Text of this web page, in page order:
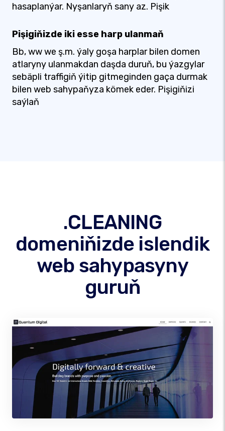
hasaplanýar. Nyşanlaryň sany az. Pişik
Pişigiňizde iki esse harp ulanmaň
Bb, ww we ş.m. ýaly goşa harplar bilen domen
atlaryny ulanmakdan daşda duruň, bu ýazgylar
sebäpli traffigiň ýitip gitmeginden gaça durmak
bilen web sahypaňyza kömek eder. Pişigiňizi
saýlaň
.CLEANING
domeniňizde islendik
web sahypasyny
guruň